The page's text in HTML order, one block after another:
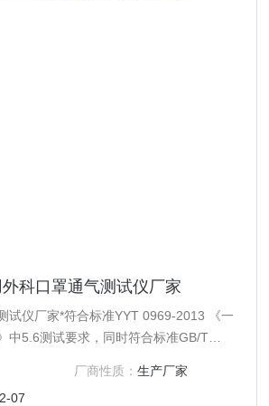
科口罩通气测试仪厂家
试仪厂家*符合标准YYT 0969-2013 《一
中5.6测试要求，同时符合标准GB/T
厂商性质： 生产厂家
07